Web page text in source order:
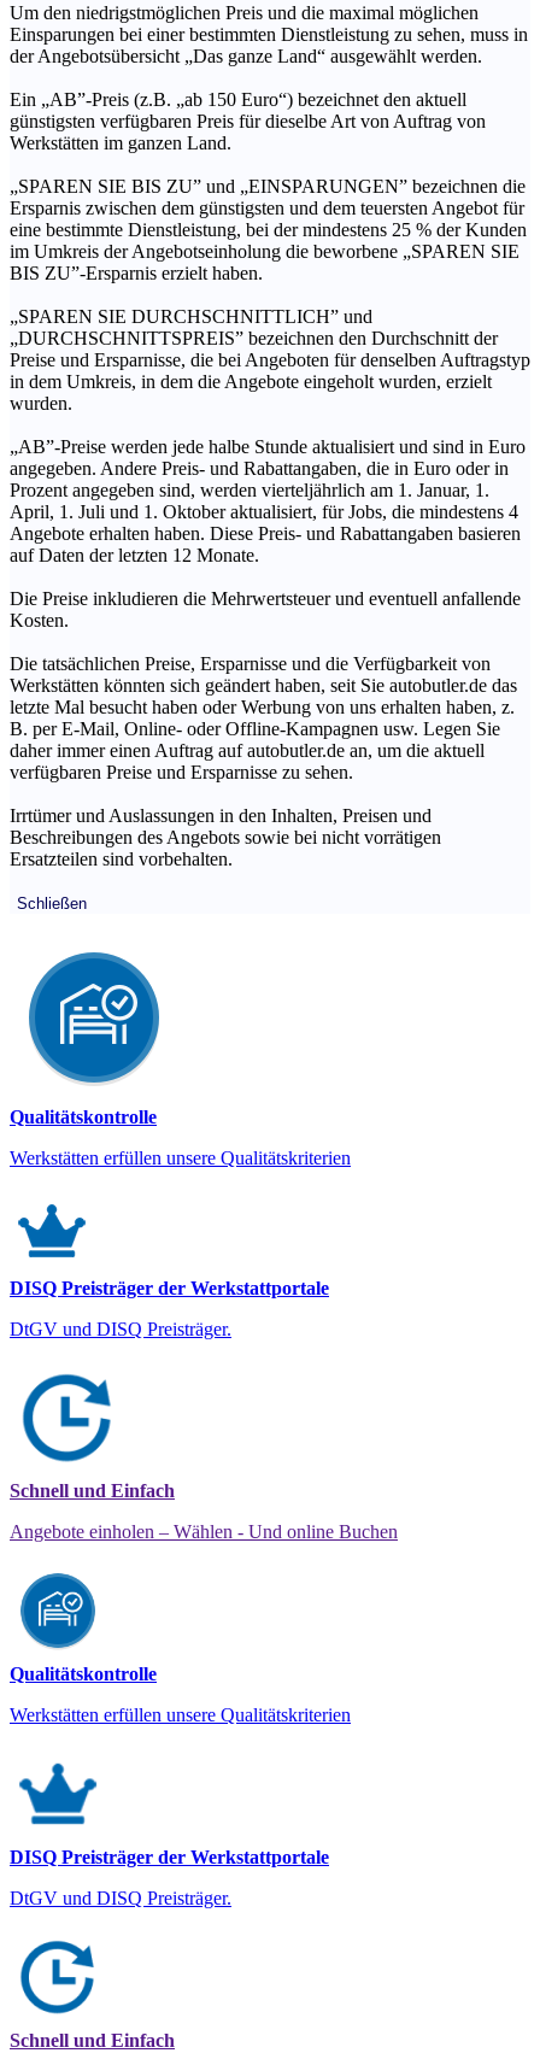
Um den niedrigstmöglichen Preis und die maximal möglichen
Einsparungen bei einer bestimmten Dienstleistung zu sehen, muss in
der Angebotsübersicht „Das ganze Land“ ausgewählt werden.
Ein „AB”-Preis (z.B. „ab 150 Euro“) bezeichnet den aktuell
günstigsten verfügbaren Preis für dieselbe Art von Auftrag von
Werkstätten im ganzen Land.
„SPAREN SIE BIS ZU” und „EINSPARUNGEN” bezeichnen die
Ersparnis zwischen dem günstigsten und dem teuersten Angebot für
eine bestimmte Dienstleistung, bei der mindestens 25 % der Kunden
im Umkreis der Angebotseinholung die beworbene „SPAREN SIE
BIS ZU”-Ersparnis erzielt haben.
„SPAREN SIE DURCHSCHNITTLICH” und
„DURCHSCHNITTSPREIS” bezeichnen den Durchschnitt der
Preise und Ersparnisse, die bei Angeboten für denselben Auftragstyp
in dem Umkreis, in dem die Angebote eingeholt wurden, erzielt
wurden.
„AB”-Preise werden jede halbe Stunde aktualisiert und sind in Euro
angegeben. Andere Preis- und Rabattangaben, die in Euro oder in
Prozent angegeben sind, werden vierteljährlich am 1. Januar, 1.
April, 1. Juli und 1. Oktober aktualisiert, für Jobs, die mindestens 4
Angebote erhalten haben. Diese Preis- und Rabattangaben basieren
auf Daten der letzten 12 Monate.
Die Preise inkludieren die Mehrwertsteuer und eventuell anfallende
Kosten.
Die tatsächlichen Preise, Ersparnisse und die Verfügbarkeit von
Werkstätten könnten sich geändert haben, seit Sie autobutler.de das
letzte Mal besucht haben oder Werbung von uns erhalten haben, z.
B. per E-Mail, Online- oder Offline-Kampagnen usw. Legen Sie
daher immer einen Auftrag auf autobutler.de an, um die aktuell
verfügbaren Preise und Ersparnisse zu sehen.
Irrtümer und Auslassungen in den Inhalten, Preisen und
Beschreibungen des Angebots sowie bei nicht vorrätigen
Ersatzteilen sind vorbehalten.
Schließen
Qualitätskontrolle
Werkstätten erfüllen unsere Qualitätskriterien
DISQ Preisträger der Werkstattportale
DtGV und DISQ Preisträger.
Schnell und Einfach
Angebote einholen – Wählen - Und online Buchen
Qualitätskontrolle
Werkstätten erfüllen unsere Qualitätskriterien
DISQ Preisträger der Werkstattportale
DtGV und DISQ Preisträger.
Schnell und Einfach